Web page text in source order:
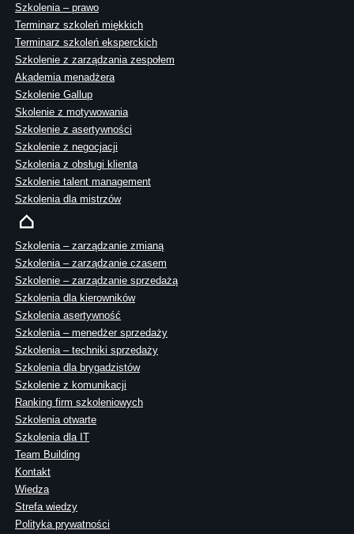
Szkolenia – prawo
Terminarz szkoleń miękkich
Terminarz szkoleń eksperckich
Szkolenie z zarządzania zespołem
Akademia menadżera
Szkolenie Gallup
Skolenie z motywowania
Szkolenie z asertywności
Szkolenie z negocjacji
Szkolenia z obsługi klienta
Szkolenie talent management
Szkolenia dla mistrzów
Szkolenia – zarządzanie zmianą
Szkolenia – zarządzanie czasem
Szkolenie – zarządzanie sprzedażą
Szkolenia dla kierowników
Szkolenia asertywność
Szkolenia – menedżer sprzedaży
Szkolenia – techniki sprzedaży
Szkolenia dla brygadzistów
Szkolenie z komunikacji
Ranking firm szkoleniowych
Szkolenia otwarte
Szkolenia dla IT
Team Building
Kontakt
Wiedza
Strefa wiedzy
Polityka prywatności